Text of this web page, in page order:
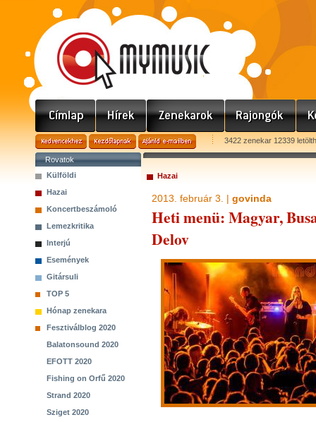
3422 zenekar 12339
Rovatok
Külföldi
Hazai
Koncertbeszámoló
Lemezkritika
Interjú
Események
Gitársuli
TOP 5
Hónap zenekara
Fesztiválblog 2020
Balatonsound 2020
EFOTT 2020
Fishing on Orfű 2020
Strand 2020
Sziget 2020
Hazai
2013. február 3. | govinda
Heti menü: Magyar,
Delov